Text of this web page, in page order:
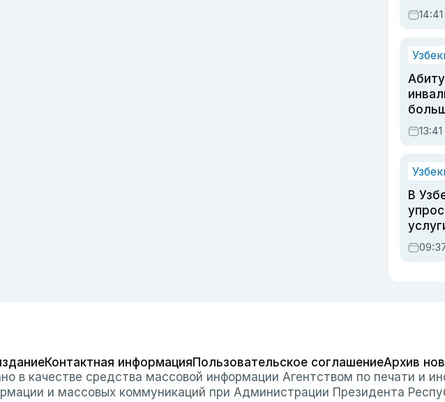
В
Контактная информацияПользовательское соглашениеАрхив
в качестве средства массовой информации Агентством по печати и
и массовых коммуникаций при Администрации Президента